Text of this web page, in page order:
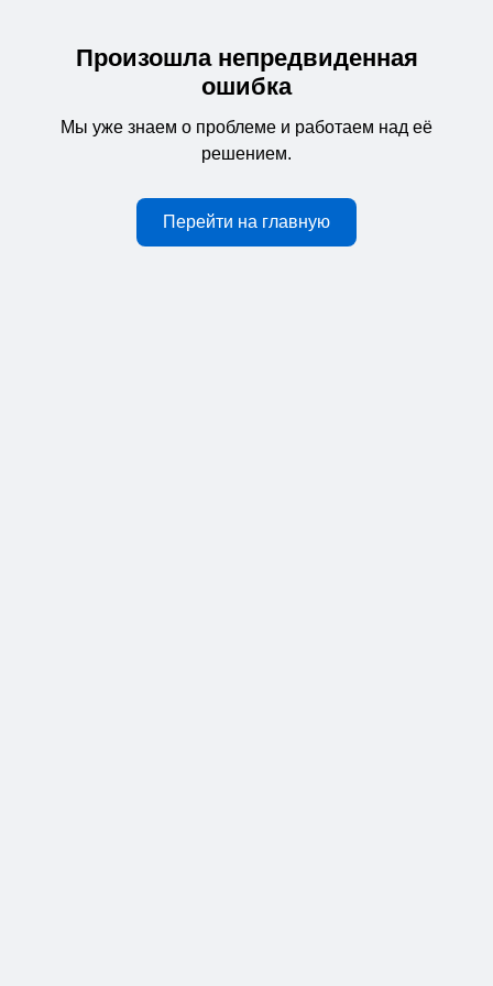
Произошла непредвиденная
ошибка
Мы уже знаем о проблеме и работаем над её
решением.
Перейти на главную